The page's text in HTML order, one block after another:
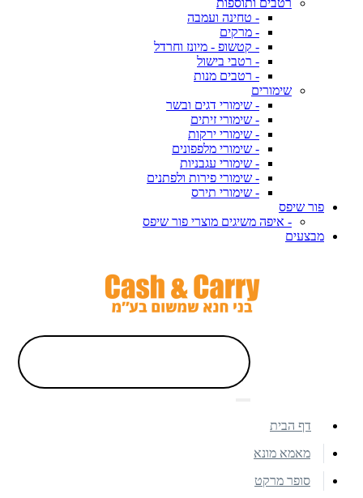
רטבים ותוספות
- טחינה ועמבה
- מרקים
- קטשופ - מיונז וחרדל
- רטבי בישול
- רטבים מנות
שימורים
- שימורי דגים ובשר
- שימורי זיתים
- שימורי ירקות
- שימורי מלפפונים
- שימורי עגבניות
- שימורי פירות ולפתנים
- שימורי תירס
פור שיפס
- איפה משיגים מוצרי פור שיפס
מבצעים
דף הבית
מאמא מונא
סופר מרקט